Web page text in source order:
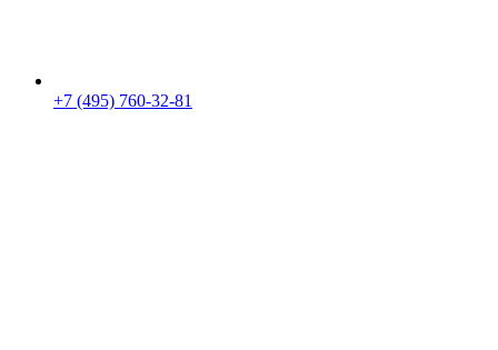
+7 (495) 760-32-81